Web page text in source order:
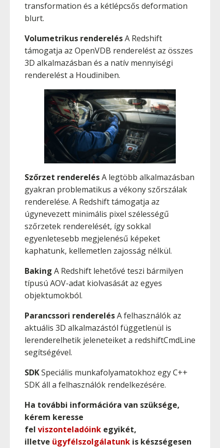
transformation és a kétlépcsős deformation
blurt.
Volumetrikus renderelésA Redshift
támogatja az OpenVDB renderelést az összes
3D alkalmazásban és a natív mennyiségi
renderelést a Houdiniben.
Szőrzet renderelésA legtöbb alkalmazásban
gyakran problematikus a vékony szőrszálak
renderelése. A Redshift támogatja az
úgynevezett minimális pixel szélességű
szőrzetek renderelését, így sokkal
egyenletesebb megjelenésű képeket
kaphatunk, kellemetlen zajosság nélkül.
Baking A Redshift lehetővé teszi bármilyen
típusú AOV-adat kiolvasását az egyes
objektumokból.
Parancssori renderelésA felhasználók az
aktuális 3D alkalmazástól függetlenül is
lerenderelhetik jeleneteiket a redshiftCmdLine
segítségével.
SDKSpeciális munkafolyamatokhoz egy C++
SDK áll a felhasználók rendelkezésére.
Ha további információra van szüksége,
kérem keresse
fel viszonteladóink egyikét,
illetve ügyfélszolgálatunk is készségesen